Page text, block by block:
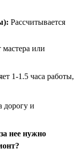
Рассчитывается
или
1-1.5 часа работы,
дорогу и
нее нужно